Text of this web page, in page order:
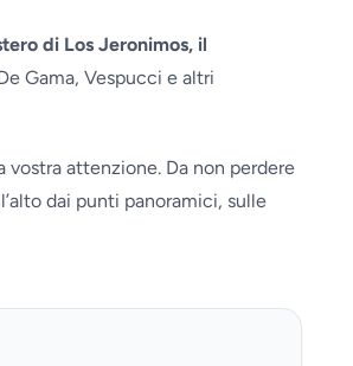
di Los Jeronimos, il
Gama, Vespucci e altri
vostra attenzione. Da non perdere
dai punti panoramici, sulle